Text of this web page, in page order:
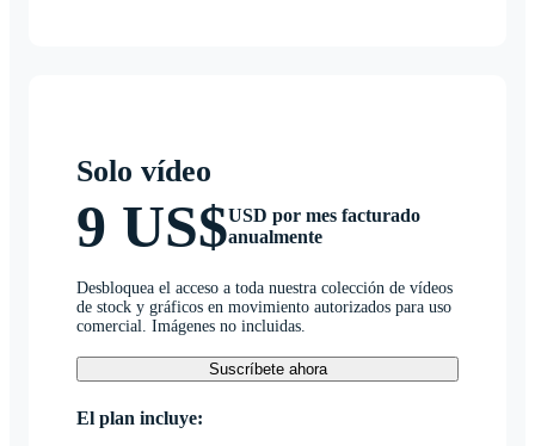
Solo vídeo
9 US$USD por mes facturado
anualmente
Desbloquea el acceso a toda nuestra colección de vídeos
de stock y gráficos en movimiento autorizados para uso
comercial. Imágenes no incluidas.
Suscríbete ahora
El plan incluye: